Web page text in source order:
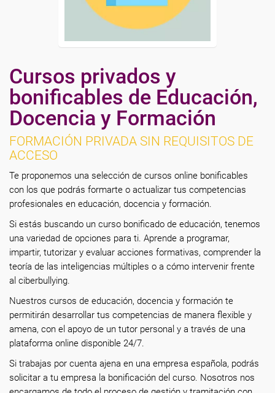
Cursos privados y
bonificables de Educación,
Docencia y Formación
FORMACIÓN PRIVADA SIN REQUISITOS DE
ACCESO
Te proponemos una selección de cursos online bonificables
con los que podrás formarte o actualizar tus competencias
profesionales en educación, docencia y formación.
Si estás buscando un curso bonificado de educación, tenemos
una variedad de opciones para ti. Aprende a programar,
impartir, tutorizar y evaluar acciones formativas, comprender la
teoría de las inteligencias múltiples o a cómo intervenir frente
al ciberbullying.
Nuestros cursos de educación, docencia y formación te
permitirán desarrollar tus competencias de manera flexible y
amena, con el apoyo de un tutor personal y a través de una
plataforma online disponible 24/7.
Si trabajas por cuenta ajena en una empresa española, podrás
solicitar a tu empresa la bonificación del curso. Nosotros nos